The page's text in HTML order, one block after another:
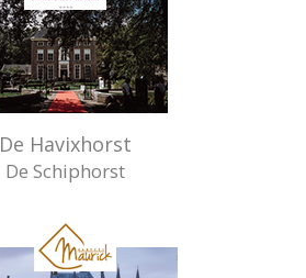
De Havixhorst
De Schiphorst